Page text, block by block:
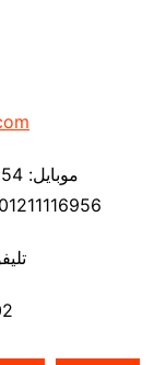
002